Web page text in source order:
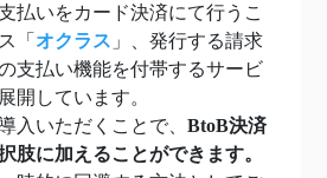
払いをカード決済にて行うこ
「 オクラス 」、発行する請求
支払い機能を付帯するサービ
開しています。
入いただくことで、 BtoB決済
肢に加えることができます。